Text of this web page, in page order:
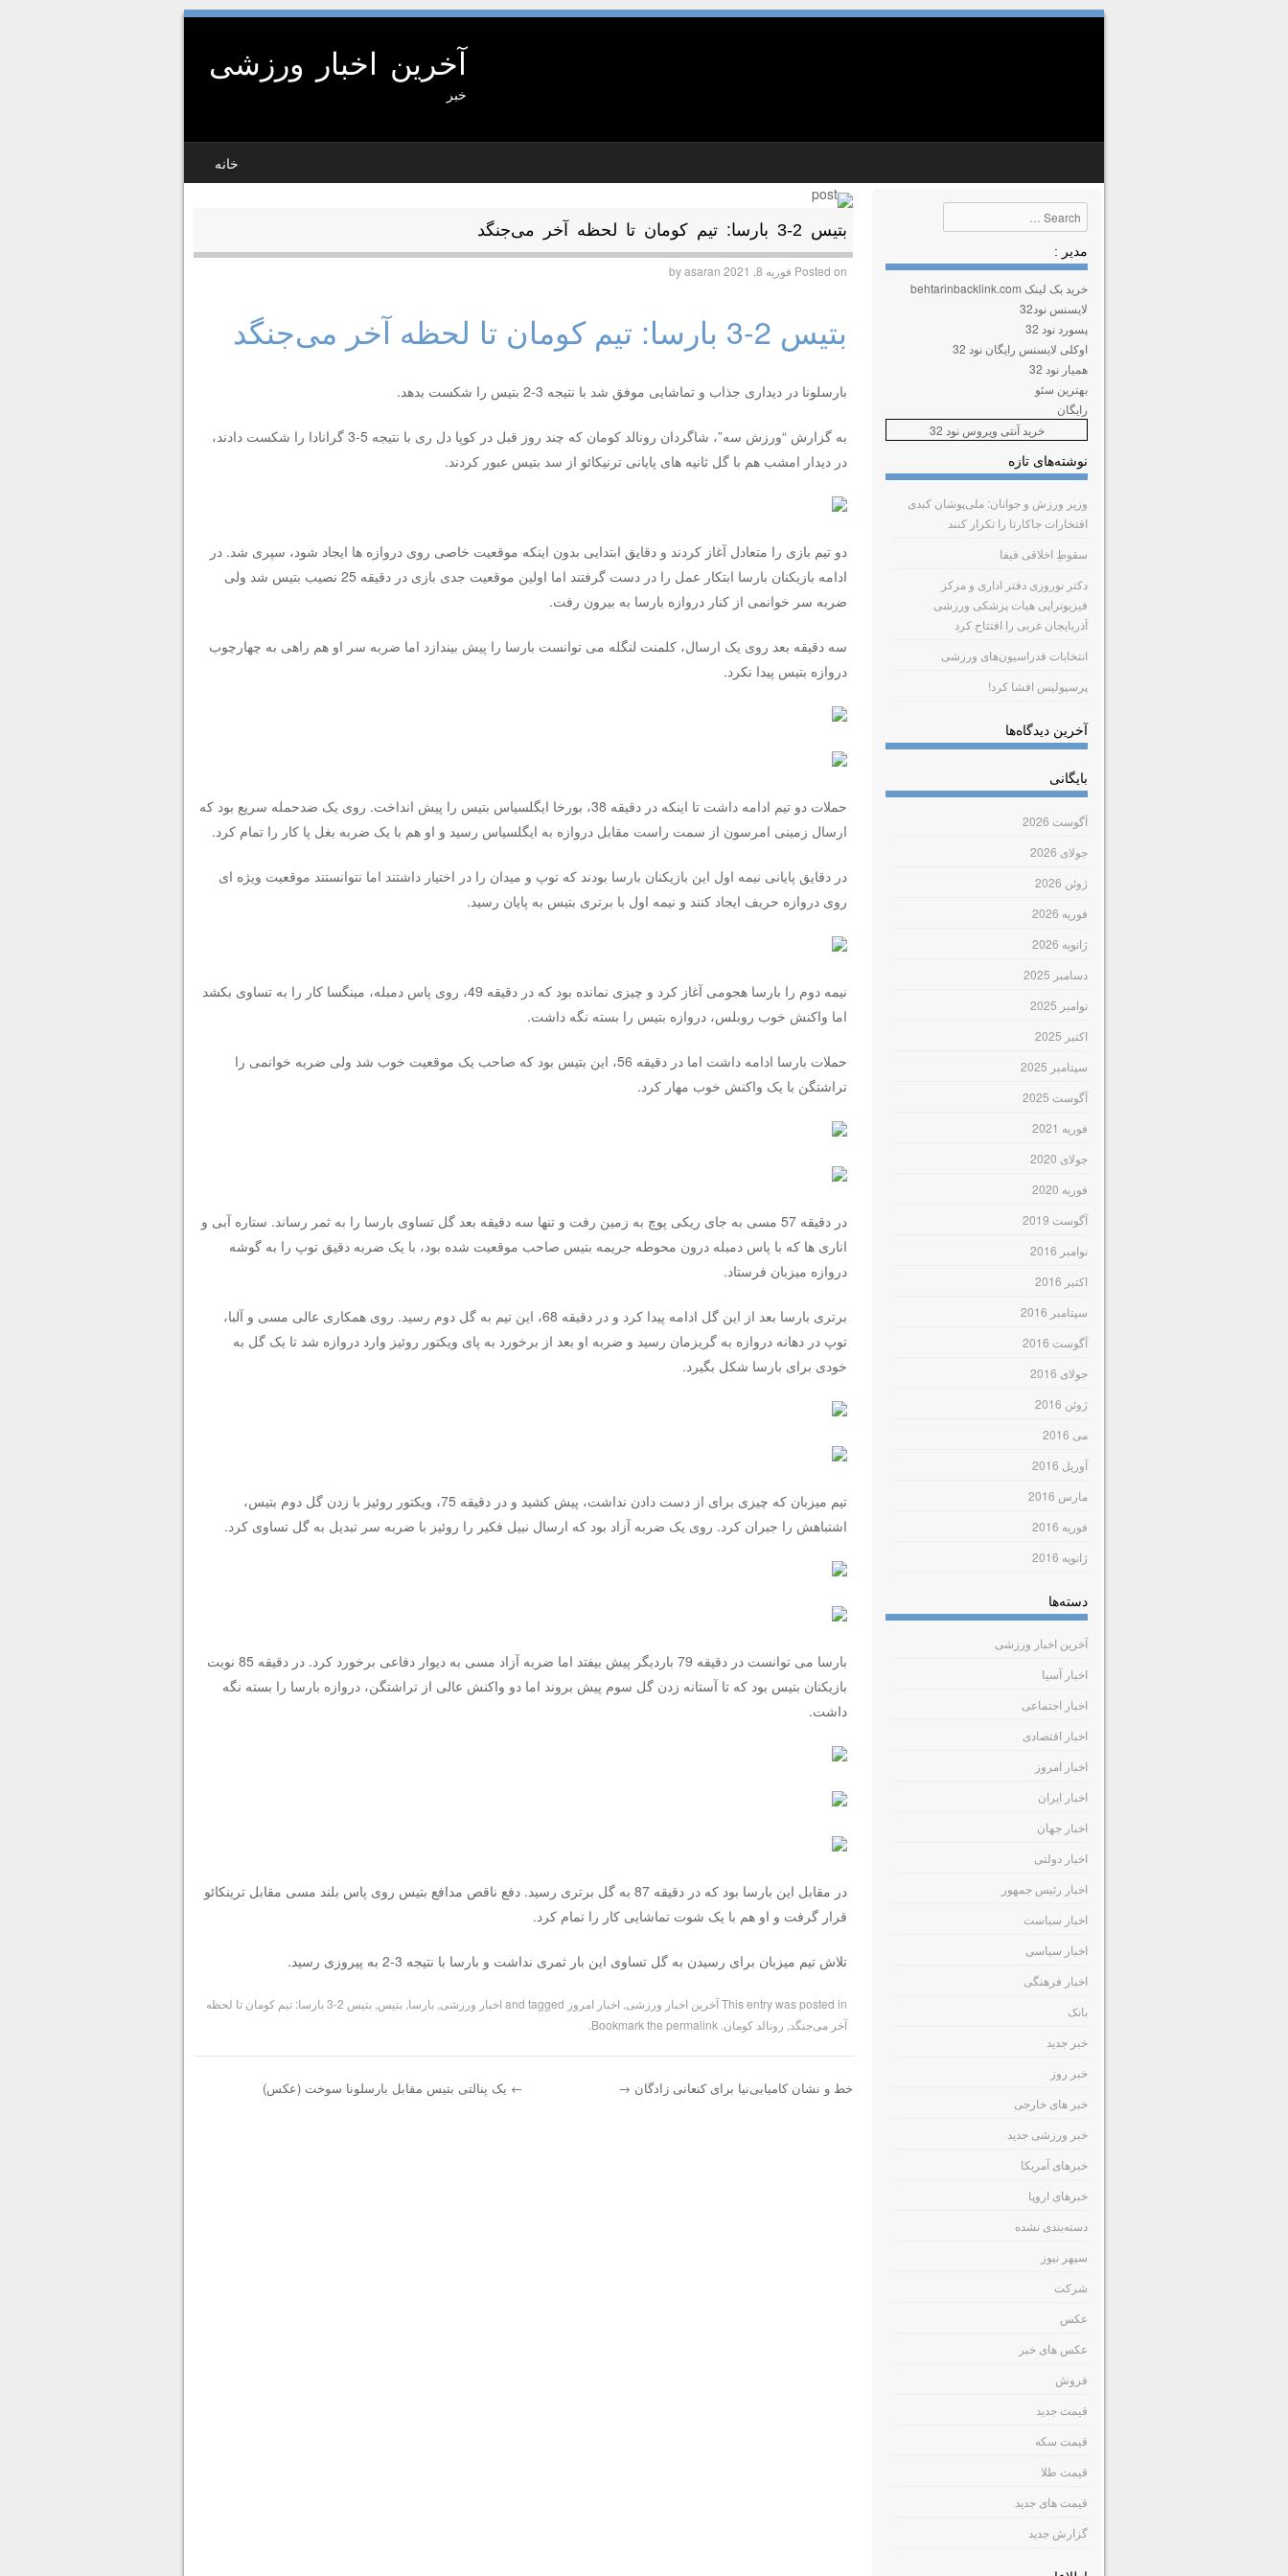
آخرین اخبار ورزشی
خبر
MENU
خانه
بتیس 2-3 بارسا: تیم کومان تا لحظه آخر می‌جنگد
Posted on فوریه 8, 2021 asaran
بتیس 2-3 بارسا: تیم کومان تا لحظه آخر می‌جنگد
بارسلونا در دیداری جذاب و تماشایی موفق شد با نتیجه 3-2 بتیس را شکست بدهد.
به گزارش “ورزش سه”، شاگردان رونالد کومان که چند روز قبل در کوپا دل ری با نتیجه 5-3 گرانادا را شکست دادند،
در دیدار امشب هم با گل ثانیه های پایانی ترنیکائو از سد بتیس عبور کردند.
دو تیم بازی را متعادل آغاز کردند و دقایق ابتدایی بدون اینکه موقعیت خاصی روی دروازه ها ایجاد شود، سپری شد. در
ادامه بازیکنان بارسا ابتکار عمل را در دست گرفتند اما اولین موقعیت جدی بازی در دقیقه 25 نصیب بتیس شد ولی
ضربه سر خوانمی از کنار دروازه بارسا به بیرون رفت.
سه دقیقه بعد روی یک ارسال، کلمنت لنگله می توانست بارسا را پیش بیندازد اما ضربه سر او هم راهی به چهارچوب
دروازه بتیس پیدا نکرد.
حملات دو تیم ادامه داشت تا اینکه در دقیقه 38، بورخا ایگلسیاس بتیس را پیش انداخت. روی یک ضدحمله سریع بود که
ارسال زمینی امرسون از سمت راست مقابل دروازه به ایگلسیاس رسید و او هم با یک ضربه بغل پا کار را تمام کرد.
در دقایق پایانی نیمه اول این بازیکنان بارسا بودند که توپ و میدان را در اختیار داشتند اما نتوانستند موقعیت ویژه ای
روی دروازه حریف ایجاد کنند و نیمه اول با برتری بتیس به پایان رسید.
نیمه دوم را بارسا هجومی آغاز کرد و چیزی نمانده بود که در دقیقه 49، روی پاس دمبله، مینگسا کار را به تساوی بکشد
اما واکنش خوب روبلس، دروازه بتیس را بسته نگه داشت.
حملات بارسا ادامه داشت اما در دقیقه 56، این بتیس بود که صاحب یک موقعیت خوب شد ولی ضربه خوانمی را
تراشتگن با یک واکنش خوب مهار کرد.
در دقیقه 57 مسی به جای ریکی پوچ به زمین رفت و تنها سه دقیقه بعد گل تساوی بارسا را به ثمر رساند. ستاره آبی و
اناری ها که با پاس دمبله درون محوطه جریمه بتیس صاحب موقعیت شده بود، با یک ضربه دقیق توپ را به گوشه
دروازه میزبان فرستاد.
برتری بارسا بعد از این گل ادامه پیدا کرد و در دقیقه 68، این تیم به گل دوم رسید. روی همکاری عالی مسی و آلبا،
توپ در دهانه دروازه به گریزمان رسید و ضربه او بعد از برخورد به پای ویکتور روئیز وارد دروازه شد تا یک گل به
خودی برای بارسا شکل بگیرد.
تیم میزبان که چیزی برای از دست دادن نداشت، پیش کشید و در دقیقه 75، ویکتور روئیز با زدن گل دوم بتیس،
اشتباهش را جبران کرد. روی یک ضربه آزاد بود که ارسال نبیل فکیر را روئیز با ضربه سر تبدیل به گل تساوی کرد.
بارسا می توانست در دقیقه 79 باردیگر پیش بیفتد اما ضربه آزاد مسی به دیوار دفاعی برخورد کرد. در دقیقه 85 نوبت
بازیکنان بتیس بود که تا آستانه زدن گل سوم پیش بروند اما دو واکنش عالی از تراشتگن، دروازه بارسا را بسته نگه
داشت.
در مقابل این بارسا بود که در دقیقه 87 به گل برتری رسید. دفع ناقص مدافع بتیس روی پاس بلند مسی مقابل ترینکائو
قرار گرفت و او هم با یک شوت تماشایی کار را تمام کرد.
تلاش تیم میزبان برای رسیدن به گل تساوی این بار ثمری نداشت و بارسا با نتیجه 3-2 به پیروزی رسید.
This entry was posted inآخرین اخبار ورزشی اخبار امروز اخبار ورزشی ,بارسا ,بتیس ,
بتیس 2-3 بارسا: تیم کومان تا لحظه
آخر می‌جنگد رونالد کومان permalink
← یک پنالتی بتیس مقابل بارسلونا سوخت (عکس) خط و نشان کامیابی‌نیا برای کنعانی زادگان →
Search
مدیر :
خرید بک لینک behtarinbacklink.com
لایسنس نود32
پسورد نود 32
اوکلی لایسنس رایگان نود 32
همیار نود 32
بهترین سئو
رایگان
خرید آنتی ویروس نود 32
نوشته‌های تازه
وزیر ورزش و جوانان: ملی‌پوشان کبدی
افتخارات جاکارتا را تکرار کنند
سقوطِ اخلاقی فیفا
دکتر نوروزی دفتر اداری و مرکز
فیزیوتراپی هیات پزشکی ورزشی
آذربایجان غربی را افتتاح کرد
انتخابات فدراسیون‌های ورزشی
پرسپولیس افشا کرد!
آخرین دیدگاه‌ها
بایگانی
آگوست 2026
جولای 2026
ژوئن 2026
فوریه 2026
ژانویه 2026
دسامبر 2025
نوامبر 2025
اکتبر 2025
سپتامبر 2025
آگوست 2025
فوریه 2021
جولای 2020
فوریه 2020
آگوست 2019
نوامبر 2016
اکتبر 2016
سپتامبر 2016
آگوست 2016
جولای 2016
ژوئن 2016
می 2016
آوریل 2016
مارس 2016
فوریه 2016
ژانویه 2016
دسته‌ها
آخرین اخبار ورزشی
اخبار آسیا
اخبار اجتماعی
اخبار اقتصادی
اخبار امروز
اخبار ایران
اخبار جهان
اخبار دولتی
اخبار رئیس جمهور
اخبار سیاست
اخبار سیاسی
اخبار فرهنگی
بانک
خبر جدید
خبر روز
خبر های خارجی
خبر ورزشی جدید
خبرهای آمریکا
خبرهای اروپا
دسته‌بندی نشده
سپهر نیوز
شرکت
عکس
عکس های خبر
فروش
قیمت جدید
قیمت سکه
قیمت طلا
قیمت های جدید
گزارش جدید